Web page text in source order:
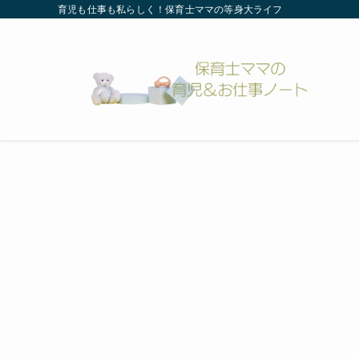
育児も仕事も私らしく！保育士ママの等身大ライフ